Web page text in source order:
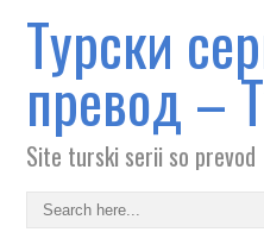
Tурски
превод –
Site turski serii so prevod